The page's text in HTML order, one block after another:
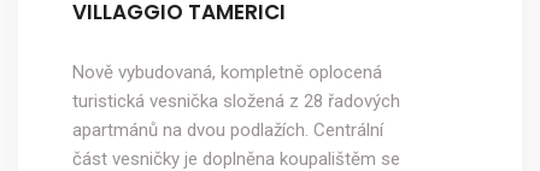
VILLAGGIO TAMERICI
Nově vybudovaná, kompletně oplocená
turistická vesnička složená z 28 řadových
apartmánů na dvou podlažích. Centrální
část vesničky je doplněna koupalištěm se